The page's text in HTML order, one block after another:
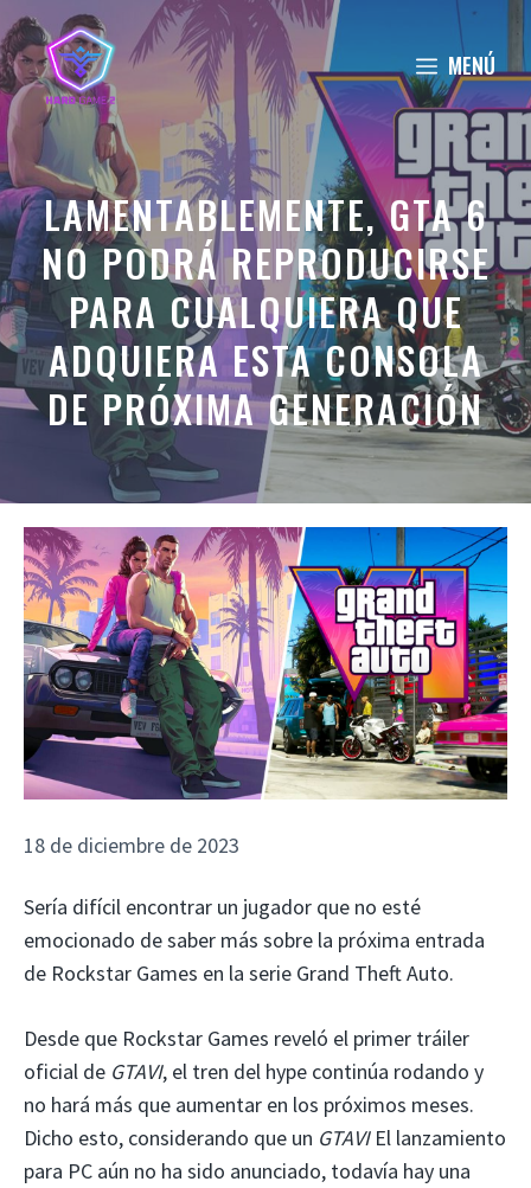
Saltar
al
contenido
MENÚ
LAMENTABLEMENTE, GTA 6
NO PODRÁ REPRODUCIRSE
PARA CUALQUIERA QUE
ADQUIERA ESTA CONSOLA
DE PRÓXIMA GENERACIÓN
18 de diciembre de 2023
Sería difícil encontrar un jugador que no esté
emocionado de saber más sobre la próxima entrada
de Rockstar Games en la serie Grand Theft Auto.
Desde que Rockstar Games reveló el primer tráiler
oficial de GTAVI, el tren del hype continúa rodando y
no hará más que aumentar en los próximos meses.
Dicho esto, considerando que un GTAVIEl lanzamiento
para PC aún no ha sido anunciado, todavía hay una